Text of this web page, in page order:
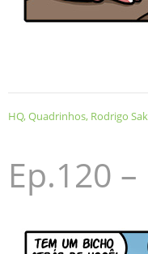
HQ,Quadrinhos, Rodrigo
Ep.120